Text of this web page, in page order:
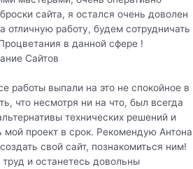
сайта, я остался очень доволен
отличную работу, будем сотрудничать
в данной сфере !
Сайтов
работы выпали на это не спокойное в
что несмотря ни на что, был всегда
технических решений и
мой проект в срок. Рекомендую Антона
свой сайт, познакомиться ним!
и останетесь довольны